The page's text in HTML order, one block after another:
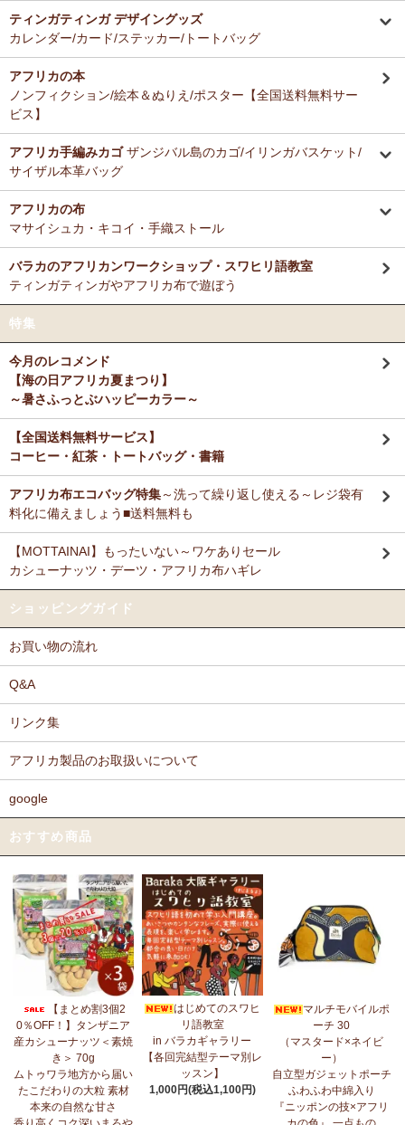
ティンガティンガ デザイングッズ
カレンダー/カード/ステッカー/トートバッグ
アフリカの本
ノンフィクション/絵本＆ぬりえ/ポスター【全国送料無料サー
ビス】
アフリカ手編みカゴザンジバル島のカゴ/イリンガバスケット/
サイザル本革バッグ
アフリカの布
マサイシュカ・キコイ・手織ストール
バラカのアフリカンワークショップ・スワヒリ語教室
ティンガティンガやアフリカ布で遊ぼう
特集
今月のレコメンド
【海の日アフリカ夏まつり】
～暑さふっとぶハッピーカラー～
【全国送料無料サービス】
コーヒー・紅茶・トートバッグ・書籍
アフリカ布エコバッグ特集～洗って繰り返し使える～レジ袋有
料化に備えましょう■送料無料も
【MOTTAINAI】もったいない～ワケありセール
カシューナッツ・デーツ・アフリカ布ハギレ
ショッピングガイド
お買い物の流れ
Q&A
リンク集
アフリカ製品のお取扱いについて
google
おすすめ商品
【まとめ割3個2
0％OFF！】タンザニア
産カシューナッツ＜素焼
き＞ 70g
ムトゥワラ地方から届い
たこだわりの大粒 素材
本来の自然な甘さ
はじめてのスワヒ
リ語教室
in バラカギャラリー
【各回完結型テーマ別レ
ッスン】
1,000円(税込1,100円)
マルチモバイルポ
ーチ 30
（マスタード×ネイビ
ー）
自立型ガジェットポーチ
ふわふわ中綿入り
『ニッポンの技×アフリ